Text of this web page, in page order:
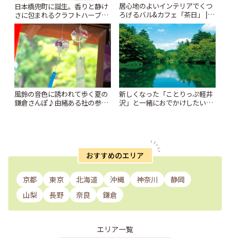
日本橋兜町に誕生。香りと静け
さに包まれるクラフトハーブテ
ィー専門店「TYNK
Kabutocho」 | ことりっぷ
居心地のよいインテリアでくつ
ろげるバル&カフェ「茶日」 | こ
とりっぷ
風鈴の音色に誘われて歩く夏の
鎌倉さんぽ♪由緒ある社の参拝
新しくなった「ことりっぷ軽井
沢」と一緒におでかけしたい注
おすすめのエリア
京都 東京 北海道 沖縄 神奈川
静岡
山梨
長野 奈良 鎌倉
エリア一覧